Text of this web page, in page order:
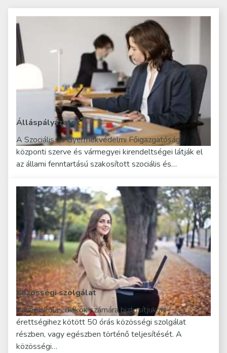
Álláspályázatok
A Szociális és Gyermekvédelmi Főigazgatóság
központi szerve és vármegyei kirendeltségei látják el
az állami fenntartású szakosított szociális és…
Közösségi szolgálat
Középiskolás diákok számára biztosítjuk az
érettségihez kötött 50 órás közösségi szolgálat
részben, vagy egészben történő teljesítését. A
közösségi…